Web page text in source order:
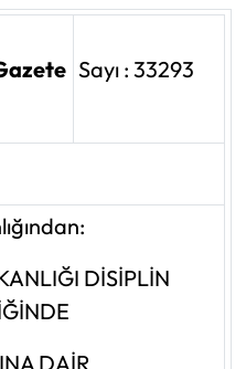
Sayı : 33293
DİSİPLİN
DAİR